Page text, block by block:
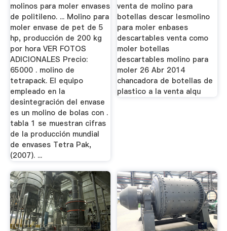
molinos para moler envases
de politileno. ... Molino para
moler envase de pet de 5
hp, producción de 200 kg
por hora VER FOTOS
ADICIONALES Precio:
65000 . molino de
tetrapack. El equipo
empleado en la
desintegración del envase
es un molino de bolas con .
tabla 1 se muestran cifras
de la producción mundial
de envases Tetra Pak,
(2007). ...
venta de molino para
botellas descar lesmolino
para moler enbases
descartables venta como
moler botellas
descartables molino para
moler 26 Abr 2014
chancadora de botellas de
plastico a la venta alqu